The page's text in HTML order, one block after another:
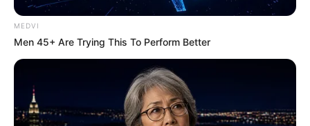
MEDVI
Men 45+ Are Trying This To Perform Better